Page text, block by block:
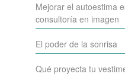
Mejorar el autoestima
consultoría en imagen
El poder de la sonrisa
Qué proyecta tu